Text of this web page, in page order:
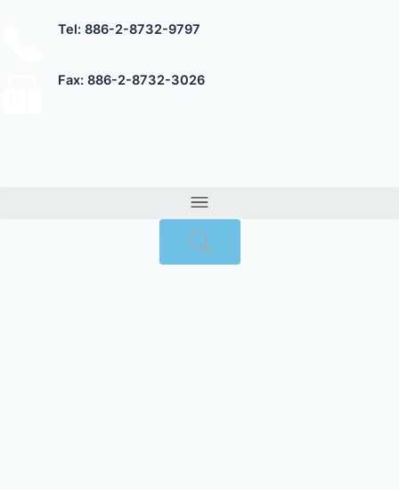
Tel: 886-2-8732-9797
Fax: 886-2-8732-3026